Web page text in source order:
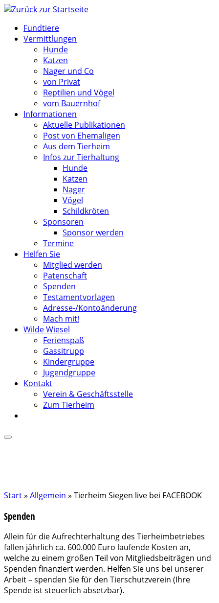
Zum
springenFundtiere
Vermittlungen
Hunde
Katzen
Nager und Co
von Privat
Reptilien und Vögel
vom Bauernhof
Informationen
Aktuelle Publikationen
Post von Ehemaligen
Aus dem Tierheim
Infos zur Tierhaltung
Hunde
Katzen
Nager
Vögel
Schildkröten
Sponsoren
Sponsor werden
Termine
Helfen Sie
Mitglied werden
Patenschaft
Spenden
Testamentvorlagen
Adresse-/Kontoänderung
Mach mit!
Wilde Wiesel
Ferienspaß
Gassitrupp
Kindergruppe
Jugendgruppe
Kontakt
Verein & Geschäftsstelle
Zum Tierheim
Start» Allgemein » Tierheim Siegen live bei FACEBOOK
Spenden
Allein für die Aufrechterhaltung des Tierheimbetriebes
fallen jährlich ca. 600.000 Euro laufende Kosten an,
welche zu einem großen Teil von Mitgliedsbeiträgen und
Spenden finanziert werden. Helfen Sie uns bei unserer
Arbeit – spenden Sie für den Tierschutzverein (Ihre
Spende ist steuerlich absetzbar).